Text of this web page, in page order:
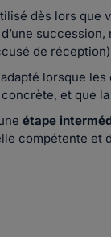
dès lors que
succession,
de
lorsque les
concrète, et que
étape
compétente et